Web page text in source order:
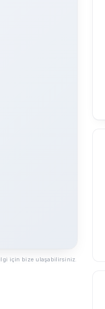
için bize ulaşabilirsiniz.